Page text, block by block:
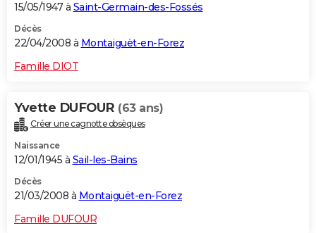
15/05/1947 à Saint-Germain-des-Fossés
Décès
22/04/2008 à Montaiguët-en-Forez
Famille DIOT
Yvette DUFOUR (63 ans)
Créer une cagnotte obsèques
Naissance
12/01/1945 à Sail-les-Bains
Décès
21/03/2008 à Montaiguët-en-Forez
Famille DUFOUR